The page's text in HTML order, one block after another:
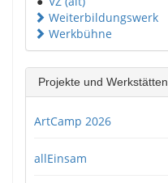
Weiterbildungswerk
Werkbühne
Projekte und Werkstätten
ArtCamp 2026
allEinsam